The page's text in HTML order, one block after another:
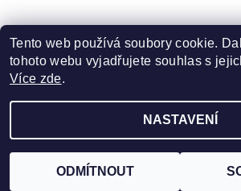
2026 ©TELUX servis, všechna práva vyhrazena
Tento web používá soubory cookie.
tohoto webu vyjadřujete souhlas s
Více zde.
NASTAVENÍ
ODMÍTNOUT